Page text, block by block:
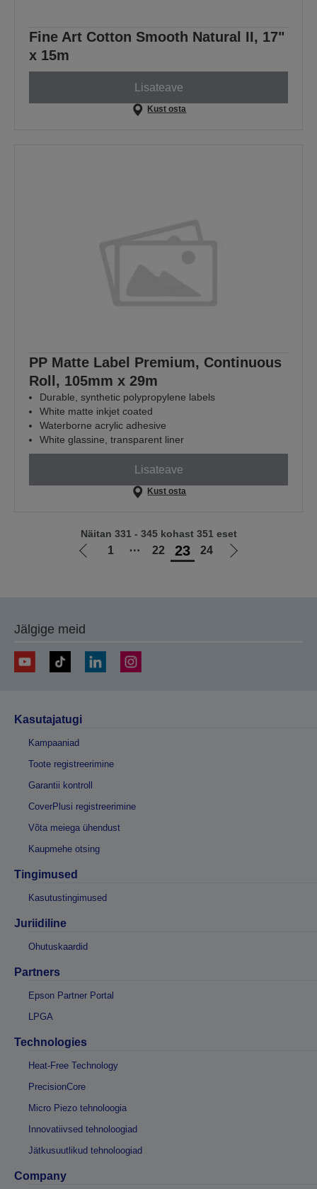
Fine Art Cotton Smooth Natural II, 17"
x 15m
Lisateave
Kust osta
PP Matte Label Premium, Continuous
Roll, 105mm x 29m
Durable, synthetic polypropylene labels
White matte inkjet coated
Waterborne acrylic adhesive
White glassine, transparent liner
Lisateave
Kust osta
Liigu
1 ⋯ 22 23 24
Liigu
Näitan 331 - 345 kohast 351 eset
Jälgige meid
Kasutajatugi
Kampaaniad
Toote registreerimine
Garantii kontroll
CoverPlusi registreerimine
Võta meiega ühendust
Kaupmehe otsing
Tingimused
Kasutustingimused
Juriidiline
Ohutuskaardid
Partners
Epson Partner Portal
LPGA
Technologies
Heat-Free Technology
PrecisionCore
Micro Piezo tehnoloogia
Innovatiivsed tehnoloogiad
Jätkusuutlikud tehnoloogiad
Company